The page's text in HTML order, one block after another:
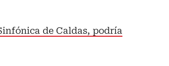
de Caldas, podría